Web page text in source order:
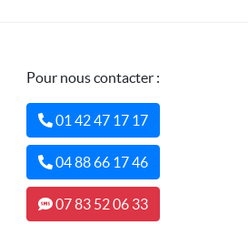
Pour nous contacter :
01 42 47 17 17
04 88 66 17 46
07 83 52 06 33